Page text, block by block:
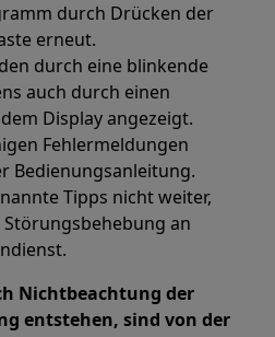
durch Drücken der
erneut.
durch eine blinkende
auch durch einen
Display angezeigt.
Fehlermeldungen
Bedienungsanleitung.
Tipps nicht weiter,
an
Nichtbeachtung der
entstehen, sind von der